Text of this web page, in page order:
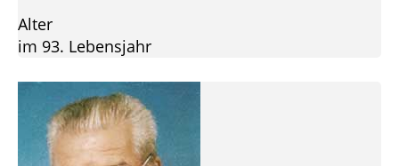
Alter
im 93. Lebensjahr